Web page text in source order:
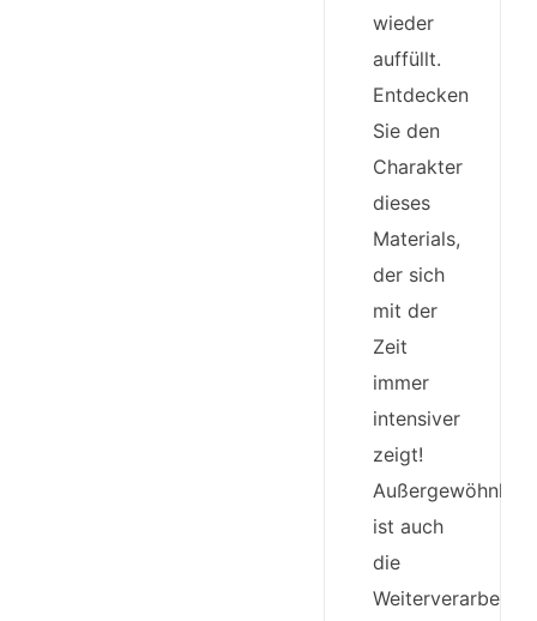
wieder
auffüllt.
Entdecken
Sie den
Charakter
dieses
Materials,
der sich
mit der
Zeit
immer
intensiver
zeigt!
Außergewöhnlich
ist auch
die